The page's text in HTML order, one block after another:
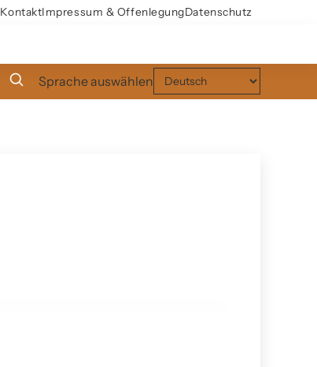
KontaktImpressum & OffenlegungDatenschutz
Sprache auswählen